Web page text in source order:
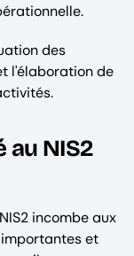
des
l'élaboration de
NIS2
incombe aux
et